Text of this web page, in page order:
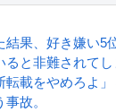
結果、好き嫌い5
と非難されてし
転載をやめろよ
故。